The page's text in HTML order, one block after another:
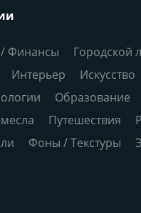
/ Финансы Городской
Интерьер Искусство
Образование
Путешествия
Фоны / Текстуры